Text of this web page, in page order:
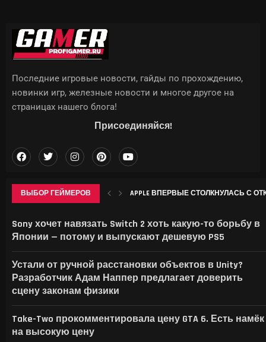
ВЫБОР ГЕЙМЕРОВ APPLE ВПЕРВЫЕ СТОЛКНУЛАСЬ С
Sony хочет навязать Switch 2 хоть какую-то борьбу в
Японии — потому и выпускают дешевую PS5
Устали от ручной расстановки объектов в Unity?
Разработчик Адам Наппер предлагает доверить
сцену законам физики
Take-Two прокомментировала цену GTA 6. Есть намёк
на высокую цену
Последние игровые новости, гайды по прохождению,
новинки игр, железные новости и многое другое на
страницах нашего блога!
Присоединяйся!